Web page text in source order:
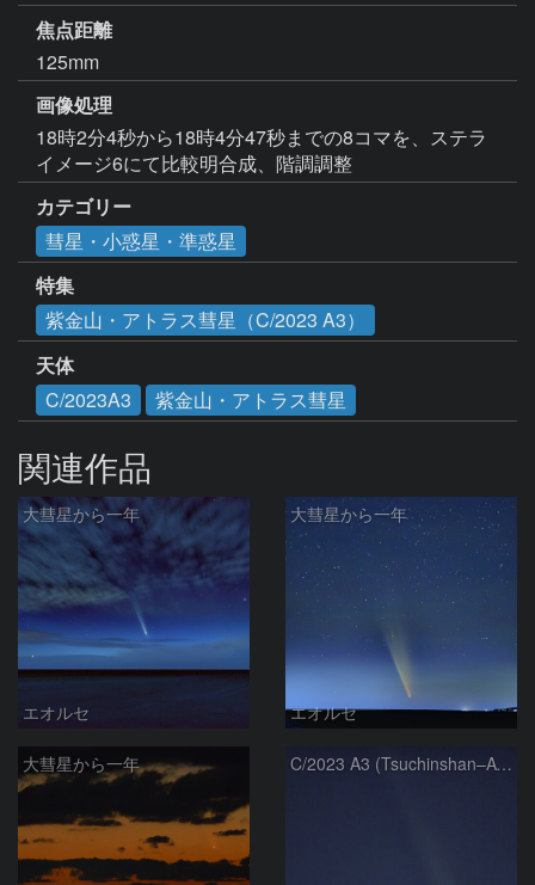
焦点距離
125mm
画像処理
18時2分4秒から18時4分47秒までの8コマを、ステラ
イメージ6にて比較明合成、階調調整
カテゴリー
彗星・小惑星・準惑星
特集
紫金山・アトラス彗星（C/2023 A3）
天体
C/2023A3
紫金山・アトラス彗星
関連作品
大彗星から一年
エオルセ
大彗星から一年
エオルセ
大彗星から一年 C/2023 A3 (Tsuchinshan–ATLAS)